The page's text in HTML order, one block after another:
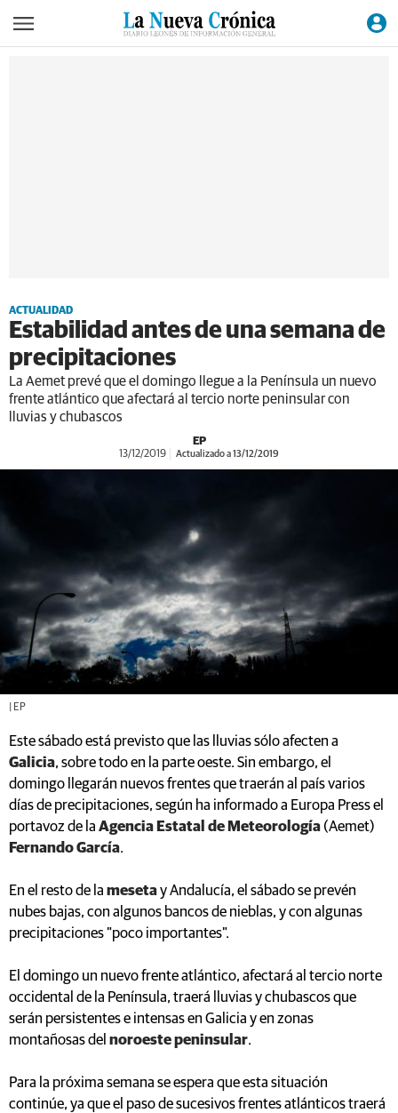
ACTUALIDAD
Estabilidad antes de una semana de
precipitaciones
La Aemet prevé que el domingo llegue a la Península un nuevo
frente atlántico que afectará al tercio norte peninsular con
lluvias y chubascos
EP
13/12/2019 Actualizado a 13/12/2019
| EP
Este sábado está previsto que las lluvias sólo afecten a
Galicia, sobre todo en la parte oeste. Sin embargo, el
domingo llegarán nuevos frentes que traerán al país varios
días de precipitaciones, según ha informado a Europa Press el
portavoz de la Agencia Estatal de Meteorología (Aemet)
Fernando García.
En el resto de la mesetay Andalucía, el sábado se prevén
nubes bajas, con algunos bancos de nieblas, y con algunas
precipitaciones "poco importantes".
El domingo un nuevo frente atlántico, afectará al tercio norte
occidental de la Península, traerá lluvias y chubascos que
serán persistentes e intensas en Galicia y en zonas
montañosas del noroeste peninsular.
Para la próxima semana se espera que esta situación
continúe, ya que el paso de sucesivos frentes atlánticos traerá